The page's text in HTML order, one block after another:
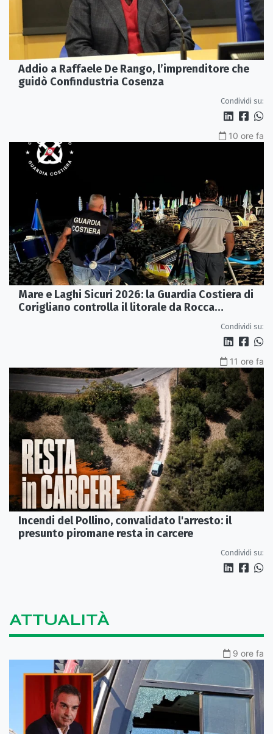
Addio a Raffaele De Rango, l’imprenditore che
guidò Confindustria Cosenza
Condividi su:
10 ore fa
Mare e Laghi Sicuri 2026: la Guardia Costiera di
Corigliano controlla il litorale da Rocca
Condividi su:
11 ore fa
Incendi del Pollino, convalidato l'arresto: il
presunto piromane resta in carcere
Condividi su:
ATTUALITÀ
9 ore fa